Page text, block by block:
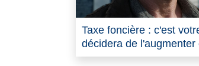
Taxe foncière : c'est
décidera de l'augmenter